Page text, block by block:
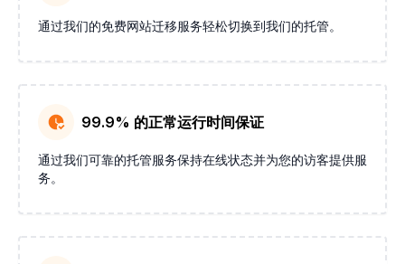
通过我们的免费网站迁移服务轻松切换到我们的托管。
99.9% 的正常运行时间保证
通过我们可靠的托管服务保持在线状态并为您的访客提供服
务。